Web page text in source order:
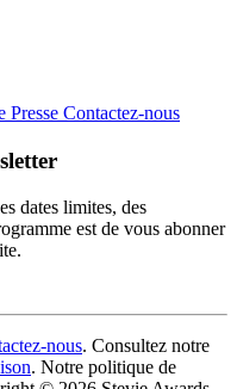
Presse Contactez-nous
dates limites, des
est de vous abonner
nous. Consultez notre
. Notre politique de